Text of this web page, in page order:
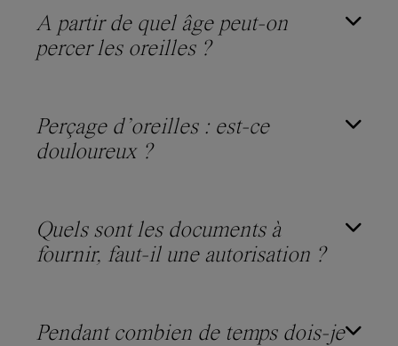
A partir de quel âge peut-on
percer les oreilles ?
Perçage d’oreilles : est-ce
douloureux ?
Quels sont les documents à
fournir, faut-il une autorisation ?
Pendant combien de temps dois-je